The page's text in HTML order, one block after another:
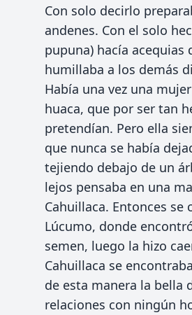
Con solo decirlo
andenes. Con el solo
pupuna) hacía acequias
humillaba a los demás
Había una vez una
huaca, que por ser tan
pretendían. Pero ella
que nunca se había
tejiendo debajo de un
lejos pensaba en una
Cahuillaca. Entonces
Lúcumo, donde
semen, luego la hizo
Cahuillaca se
de esta manera la bella
relaciones con ningún